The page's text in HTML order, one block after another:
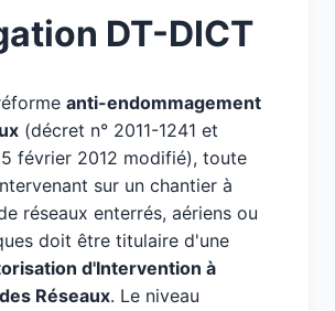
DT-DICT
anti-endommagement
(décret n° 2011-1241 et
février 2012 modifié), toute
sur un chantier à
réseaux enterrés, aériens ou
doit être titulaire d'une
d'Intervention à
Réseaux. Le niveau